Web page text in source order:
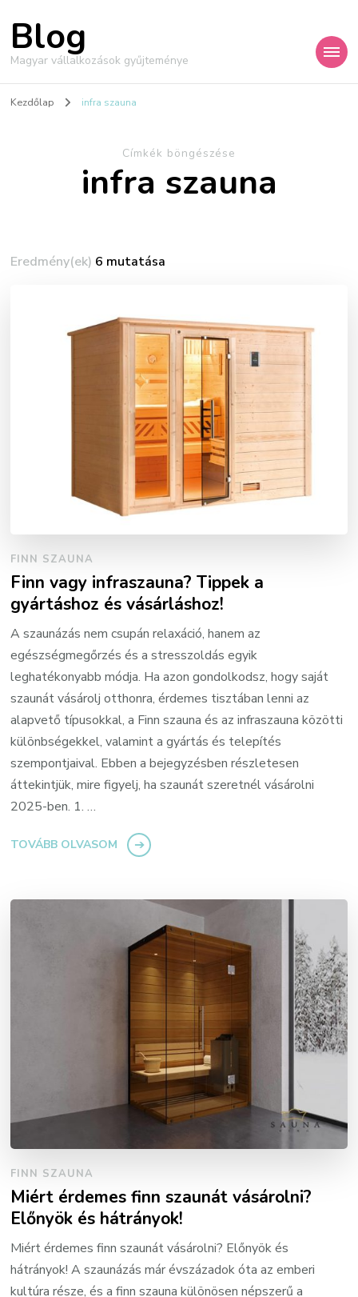
Blog
Magyar vállalkozások gyűjteménye
Kezdőlap infra szauna
Címkék böngészése
infra szauna
Eredmény(ek) 6 mutatása
FINN SZAUNA
Finn vagy infraszauna? Tippek a
gyártáshoz és vásárláshoz!
A szaunázás nem csupán relaxáció, hanem az
egészségmegőrzés és a stresszoldás egyik
leghatékonyabb módja. Ha azon gondolkodsz, hogy saját
szaunát vásárolj otthonra, érdemes tisztában lenni az
alapvető típusokkal, a Finn szauna és az infraszauna közötti
különbségekkel, valamint a gyártás és telepítés
szempontjaival. Ebben a bejegyzésben részletesen
áttekintjük, mire figyelj, ha szaunát szeretnél vásárolni
2025-ben. 1. …
TOVÁBB OLVASOM
FINN SZAUNA
Miért érdemes finn szaunát vásárolni?
Előnyök és hátrányok!
Miért érdemes finn szaunát vásárolni? Előnyök és
hátrányok! A szaunázás már évszázadok óta az emberi
kultúra része, és a finn szauna különösen népszerű a